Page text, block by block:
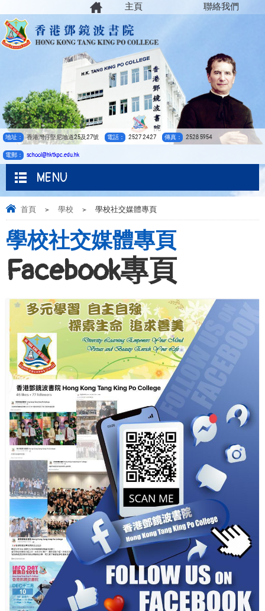
地址： 香港灣仔堅尼地道25及27號 電話： 2527 2427 傳真： 2528 5954
電郵： school@hktkpc.edu.hk
聯絡我們
主頁
MENU
首頁 > 學校 > 學校社交媒體專頁
學校社交媒體專頁
Facebook專頁